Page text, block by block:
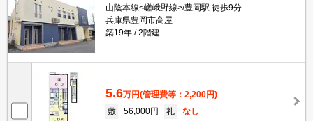
山陰本線<嵯峨野線>/豊岡駅 徒歩9分
兵庫県豊岡市高屋
築19年
2階建
5.6万円(管理費等：2,200円)
敷
56,000円 礼
なし